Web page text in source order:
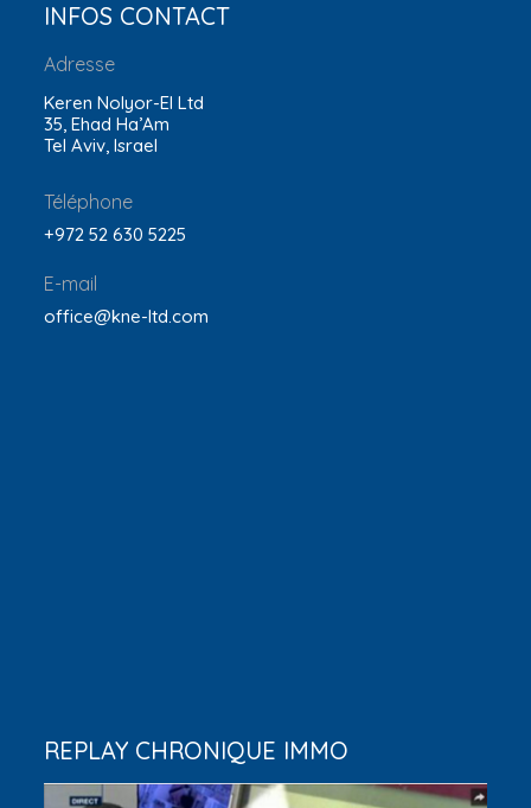
INFOS CONTACT
Adresse
Keren Nolyor-El Ltd
35, Ehad Ha’Am
Tel Aviv, Israel
Téléphone
+972 52 630 5225
E-mail
office@kne-ltd.com
REPLAY CHRONIQUE IMMO